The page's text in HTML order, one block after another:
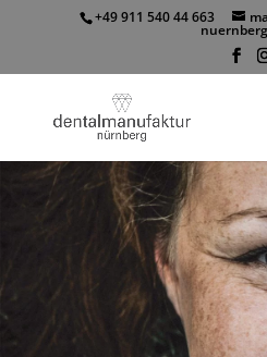
+49 911 540 44 663